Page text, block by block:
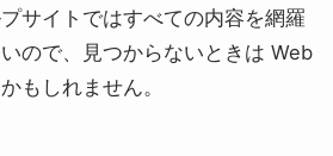
サイトではすべての内容を網羅
ので、見つからないときは Web
もしれません。